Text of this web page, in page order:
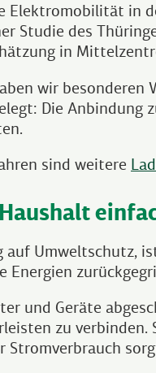
Elektromobilität in
Studie des
in
wir
Die Anbindung
sind weitere
auf Umweltschutz,
Energien
und Geräte
zu
Stromverbrauch